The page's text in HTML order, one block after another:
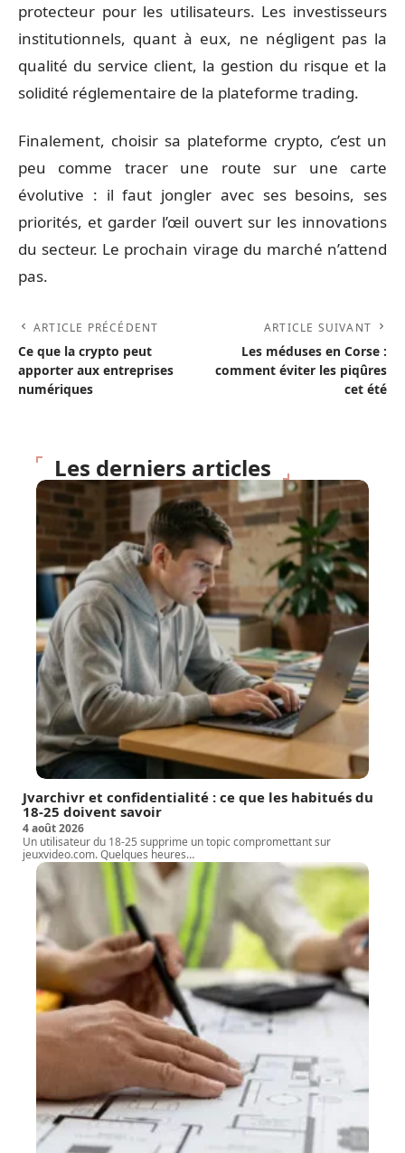
protecteur pour les utilisateurs. Les investisseurs
institutionnels, quant à eux, ne négligent pas la
qualité du service client, la gestion du risque et la
solidité réglementaire de la plateforme trading.
Finalement, choisir sa plateforme crypto, c’est un
peu comme tracer une route sur une carte
évolutive : il faut jongler avec ses besoins, ses
priorités, et garder l’œil ouvert sur les innovations
du secteur. Le prochain virage du marché n’attend
pas.
ARTICLE PRÉCÉDENT
Ce que la crypto peut
apporter aux entreprises
numériques
ARTICLE SUIVANT
Les méduses en Corse :
comment éviter les piqûres
cet été
Les derniers articles
Jvarchivr et confidentialité : ce que les habitués du
18-25 doivent savoir
4 août 2026
Un utilisateur du 18-25 supprime un topic compromettant sur
jeuxvideo.com. Quelques heures…